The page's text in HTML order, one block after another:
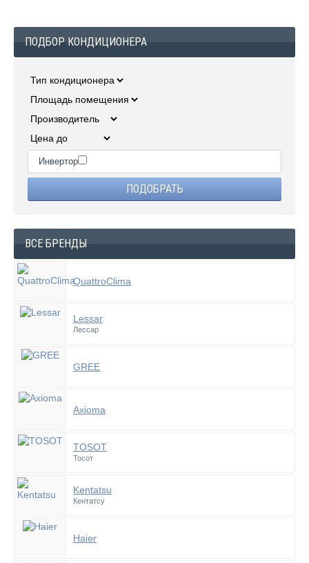
ПОДБОР КОНДИЦИОНЕРА
Инвертор
ВСЕ БРЕНДЫ
QuattroClima
Lessar
Лессар
GREE
Axioma
TOSOT
Тосот
Kentatsu
Кентатсу
Haier